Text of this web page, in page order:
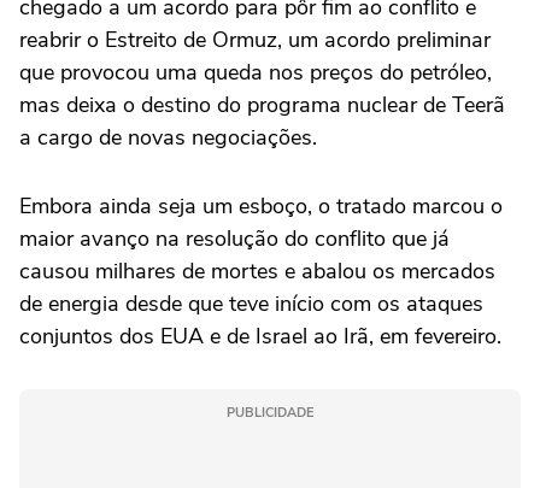
chegado a um acordo para pôr fim ao conflito e
reabrir o Estreito de ‌Ormuz, um acordo preliminar
que provocou uma queda nos preços do petróleo,
mas deixa o destino do programa nuclear de Teerã
a cargo de novas negociações.
Embora ainda seja um esboço, o tratado marcou o
maior avanço na resolução do conflito que já
causou milhares de mortes e abalou os mercados
de energia desde que teve início com os ataques
conjuntos dos EUA e de Israel ao Irã, em fevereiro.
PUBLICIDADE